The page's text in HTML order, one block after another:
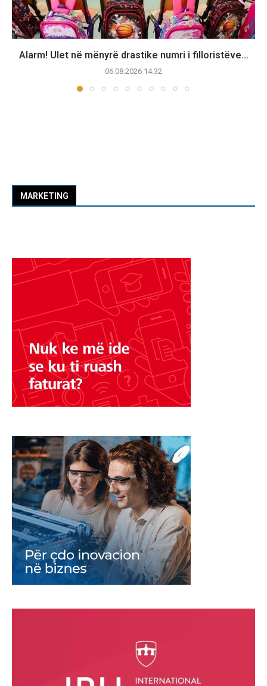
Alarm! Ulet në mënyrë drastike numri i filloristëve...
06.08.2026 14:32
MARKETING